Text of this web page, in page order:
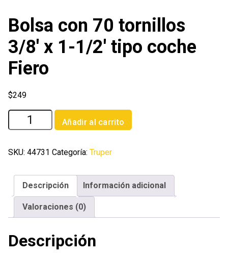
Bolsa con 70 tornillos
3/8′ x 1-1/2′ tipo coche
Fiero
$249
Bolsa
con
tornillos
1/2'
Fiero
cantidad
Añadir al carrito
SKU: 44731 Categoría: Truper
Descripción Información adicional
Valoraciones (0)
Descripción